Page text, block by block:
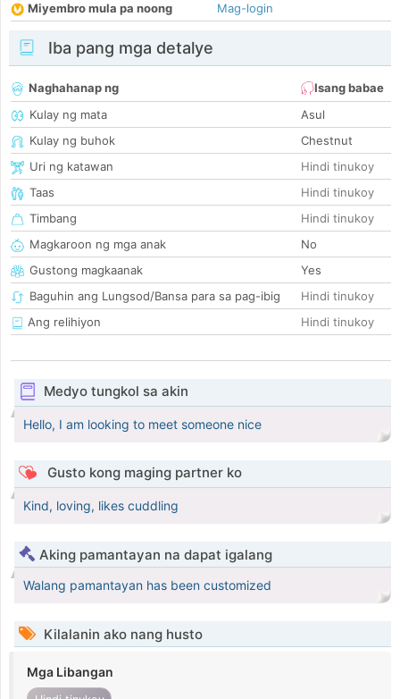
Miyembro mula pa noong
Mag-login
Iba pang mga detalye
Naghahanap ng
Isang babae
Kulay ng mata
Asul
Kulay ng buhok
Chestnut
Uri ng katawan
Hindi tinukoy
Taas
Hindi tinukoy
Timbang
Hindi tinukoy
Magkaroon ng mga anak
No
Gustong magkaanak
Yes
Baguhin ang Lungsod/Bansa para sa pag-ibig
Hindi tinukoy
Ang relihiyon
Hindi tinukoy
Medyo tungkol sa akin
Hello, I am looking to meet someone nice
Gusto kong maging partner ko
Kind, loving, likes cuddling
Aking pamantayan na dapat igalang
Walang pamantayan has been customized
Kilalanin ako nang husto
Mga Libangan